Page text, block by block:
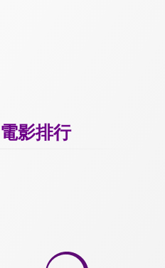
電影排行